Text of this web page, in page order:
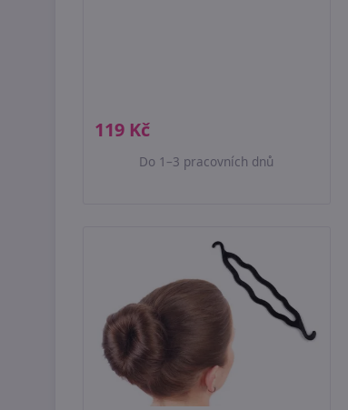
119 Kč
Do 1–3 pracovních dnů